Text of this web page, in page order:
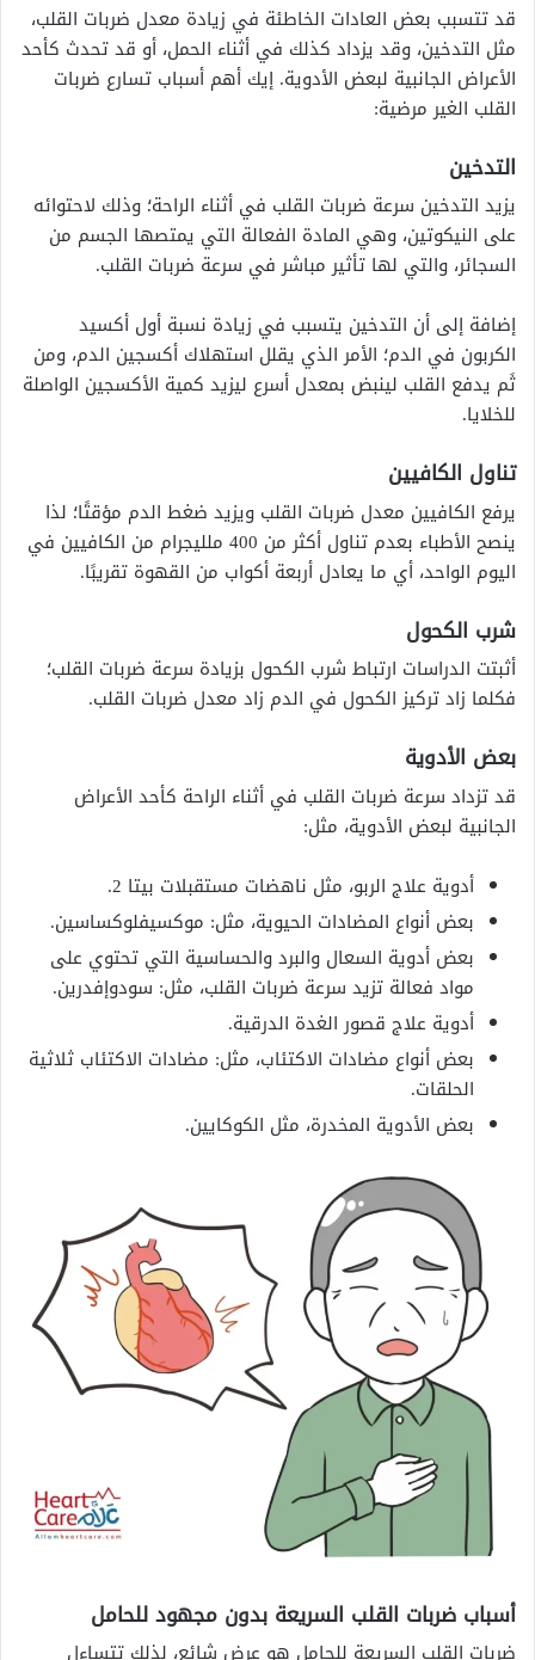
قد تتسبب بعض العادات الخاطئة في زيادة معدل ضربات القلب،
مثل التدخين، وقد يزداد كذلك في أثناء الحمل، أو قد تحدث كأحد
الأعراض الجانبية لبعض الأدوية. إيك أهم أسباب تسارع ضربات
القلب الغير مرضية:
التدخين
يزيد التدخين سرعة ضربات القلب في أثناء الراحة؛ وذلك لاحتوائه
على النيكوتين، وهي المادة الفعالة التي يمتصها الجسم من
السجائر، والتي لها تأثير مباشر في سرعة ضربات القلب.
إضافة إلى أن التدخين يتسبب في زيادة نسبة أول أكسيد
الكربون في الدم؛ الأمر الذي يقلل استهلاك أكسجين الدم، ومن
ثَم يدفع القلب لينبض بمعدل أسرع ليزيد كمية الأكسجين الواصلة
للخلايا.
تناول الكافيين
يرفع الكافيين معدل ضربات القلب ويزيد ضغط الدم مؤقتًا؛ لذا
ينصح الأطباء بعدم تناول أكثر من 400 ملليجرام من الكافيين في
اليوم الواحد، أي ما يعادل أربعة أكواب من القهوة تقريبًا.
شرب الكحول
أثبتت الدراسات ارتباط شرب الكحول بزيادة سرعة ضربات القلب؛
فكلما زاد تركيز الكحول في الدم زاد معدل ضربات القلب.
بعض الأدوية
قد تزداد سرعة ضربات القلب في أثناء الراحة كأحد الأعراض
الجانبية لبعض الأدوية، مثل:
أدوية علاج الربو، مثل ناهضات مستقبلات بيتا 2.
بعض أنواع المضادات الحيوية، مثل: موكسيفلوكساسين.
بعض أدوية السعال والبرد والحساسية التي تحتوي على
مواد فعالة تزيد سرعة ضربات القلب، مثل: سودوإفدرين.
أدوية علاج قصور الغدة الدرقية.
بعض أنواع مضادات الاكتئاب، مثل: مضادات الاكتئاب ثلاثية
الحلقات.
بعض الأدوية المخدرة، مثل الكوكايين.
أسباب ضربات القلب السريعة بدون مجهودللحامل
ضربات القلب السريعة للحامل هو عرض شائع، لذلك تتساءل